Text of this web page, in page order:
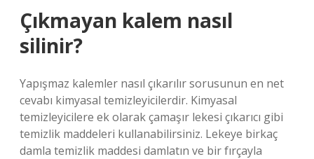
Çıkmayan kalem nasıl
silinir?
Yapışmaz kalemler nasıl çıkarılır sorusunun en net
cevabı kimyasal temizleyicilerdir. Kimyasal
temizleyicilere ek olarak çamaşır lekesi çıkarıcı gibi
temizlik maddeleri kullanabilirsiniz. Lekeye birkaç
damla temizlik maddesi damlatın ve bir fırçayla